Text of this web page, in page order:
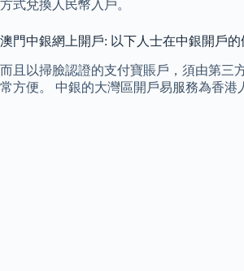
方式兌換人民幣入戶。
澳門中銀網上開戶: 以下人士在中銀開戶的
而且以掃臉認證的支付寶賬戶，須由第三
常方便。 中銀的大灣區開戶易服務為香